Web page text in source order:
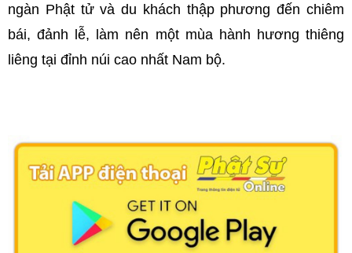
ngàn Phật tử và du khách thập phương đến chiêm
bái, đảnh lễ, làm nên một mùa hành hương thiêng
liêng tại đỉnh núi cao nhất Nam bộ.